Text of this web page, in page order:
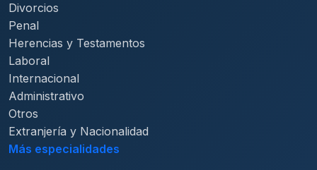
Divorcios
Penal
Herencias y Testamentos
Laboral
Internacional
Administrativo
Otros
Extranjería y Nacionalidad
Más especialidades